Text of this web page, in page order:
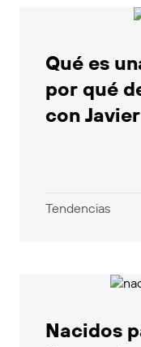
Qué es
por qué
con
Tendencias
Nacidos